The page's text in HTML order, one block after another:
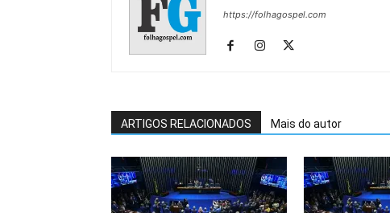
https://folhagospel.com
ARTIGOS RELACIONADOS Mais do autor